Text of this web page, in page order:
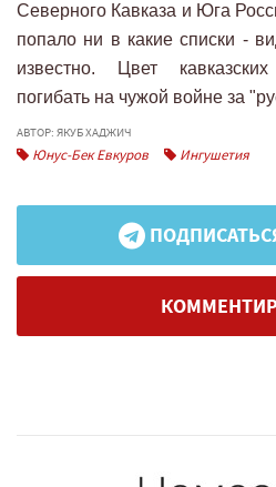
Северного Кавказа и Юга
попало ни в какие списки -
известно. Цвет
погибать на чужой войне за
АВТОР: ЯКУБ ХАДЖИЧ
Юнус-Бек Евкуров Ингушетия